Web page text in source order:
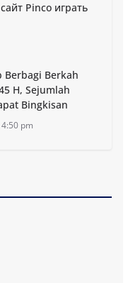
Pinco играть
Berbagi Berkah
H, Sejumlah
Bingkisan
pm